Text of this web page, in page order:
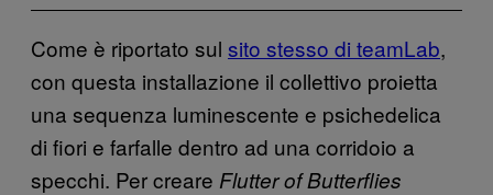
Come è riportato sul sito stesso di teamLab,
con questa installazione il collettivo proietta
una sequenza luminescente e psichedelica
di fiori e farfalle dentro ad una corridoio a
specchi. Per creare Flutter of Butterflies